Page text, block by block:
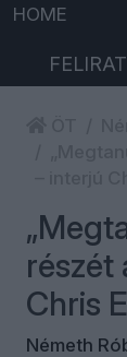
HOME
részét
Chris
Németh